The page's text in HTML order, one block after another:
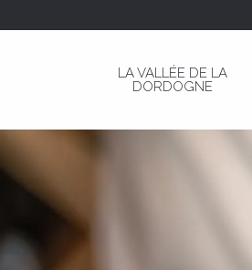
LA VALLÉE DE LA
DORDOGNE